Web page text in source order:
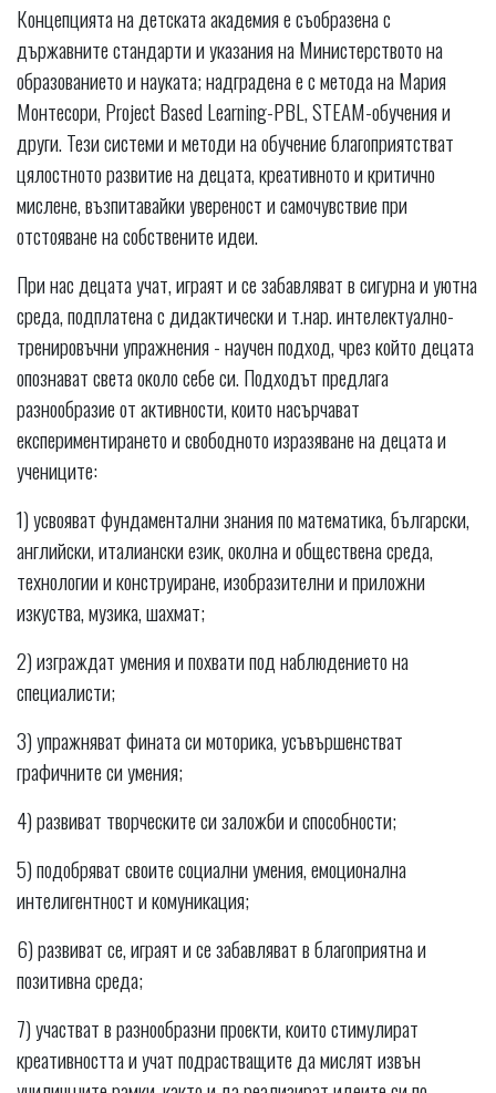
Концепцията на детската академия е съобразена с
държавните стандарти и указания на Министерството на
образованието и науката; надградена е с метода на Мария
Монтесори, Project Based Learning-PBL, STEAM-обучения и
други. Тези системи и методи на обучение благоприятстват
цялостното развитие на децата, креативното и критично
мислене, възпитавайки увереност и самочувствие при
отстояване на собствените идеи.
При нас децата учат, играят и се забавляват в сигурна и уютна
среда, подплатена с дидактически и т.нар. интелектуално-
тренировъчни упражнения - научен подход, чрез който децата
опознават света около себе си. Подходът предлага
разнообразие от активности, които насърчават
експериментирането и свободното изразяване на децата и
учениците:
1) усвояват фундаментални знания по математика, български,
английски, италиански език, околна и обществена среда,
технологии и конструиране, изобразителни и приложни
изкуства, музика, шахмат;
2) изграждат умения и похвати под наблюдението на
специалисти;
3) упражняват фината си моторика, усъвършенстват
графичните си умения;
4) развиват творческите си заложби и способности;
5) подобряват своите социални умения, емоционална
интелигентност и комуникация;
6) развиват се, играят и се забавляват в благоприятна и
позитивна среда;
7) участват в разнообразни проекти, които стимулират
креативността и учат подрастващите да мислят извън